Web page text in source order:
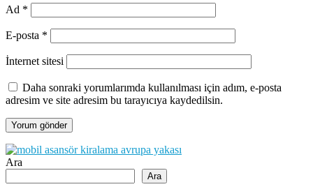
Ad *
E-posta *
İnternet sitesi
Daha sonraki yorumlarımda kullanılması için adım, e-posta
adresim ve site adresim bu tarayıcıya kaydedilsin.
Ara
Ara